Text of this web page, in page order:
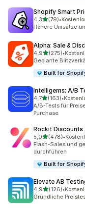
Shopify Smart
4,3von 5 Sternen
(79)
79 Rezensionen
•
Höhere Umsätze
Alpha: Sale &
4,9von 5 Sternen
(275)
275 Rezensionen
•
Geplante
Built for
Intelligems: A/B
4,7von 5 Sternen
(163)
163 Rezensionen
•
A/B-Tests für
Purchase
Rockit Discounts
5,0von 5 Sternen
(478)
478 Rezensionen
•
Flash-Sales und
durchführen
Built for
Elevate AB
4,9von 5 Sternen
(126)
126 Rezensionen
•
Gründliche